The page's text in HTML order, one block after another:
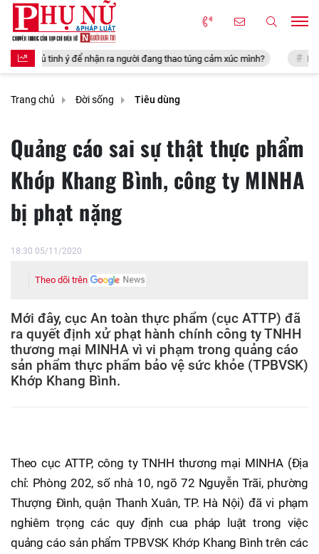
để nhận ra người đang thao túng cảm xúc mình? Mẹ chồng cấm
Trang chủ Đời sống Tiêu dùng
Quảng cáo sai sự thật thực phẩm
Khớp Khang Bình, công ty MINHA
bị phạt nặng
18:30 05/11/2020
Theo dõi trên
Mới đây, cục An toàn thực phẩm (cục ATTP) đã
ra quyết định xử phạt hành chính công ty TNHH
thương mại MINHA vì vi phạm trong quảng cáo
sản phẩm thực phẩm bảo vệ sức khỏe (TPBVSK)
Khớp Khang Bình.
Theo cục ATTP, công ty TNHH thương mại MINHA (Địa
chỉ: Phòng 202, số nhà 10, ngõ 72 Nguyễn Trãi, phường
Thượng Đình, quận Thanh Xuân, TP. Hà Nội) đã vi phạm
nghiêm trọng các quy định cua pháp luật trong việc
quảng cáo sản phẩm TPBVSK Khớp Khang Bình trên các